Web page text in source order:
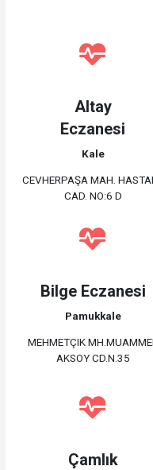
Altay
Eczanesi
Kale
CEVHERPAŞA MAH.
CAD. NO:6 D
Bilge Eczanesi
Pamukkale
MEHMETÇIK
AKSOY CD.N.35
Çamlık